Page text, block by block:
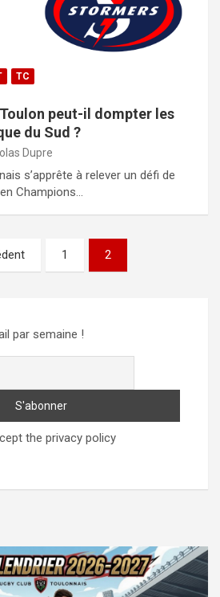
TC
peut-il dompter les
du Sud ?
Dupre
s’apprête à relever un défi de
Champions…
1 2
par semaine !
the privacy policy